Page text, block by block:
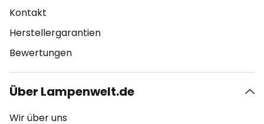
Kontakt
Herstellergarantien
Bewertungen
Über Lampenwelt.de
Wir über uns